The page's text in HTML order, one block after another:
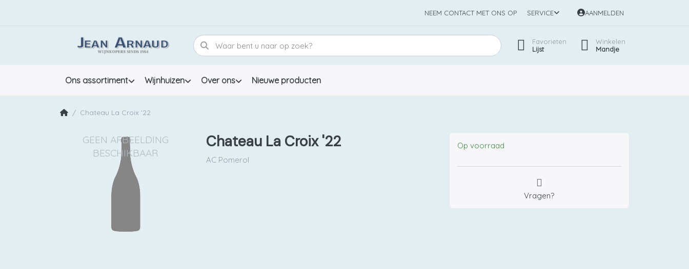
NEEM CONTACT MET ONS OP SERVICE AANMELDEN
Favorieten
Lijst
Winkelen
Mandje
Ons assortiment Wijnhuizen Over ons Nieuwe producten
Chateau La Croix '22
Chateau La Croix '22
AC Pomerol
Op voorraad
Vragen?